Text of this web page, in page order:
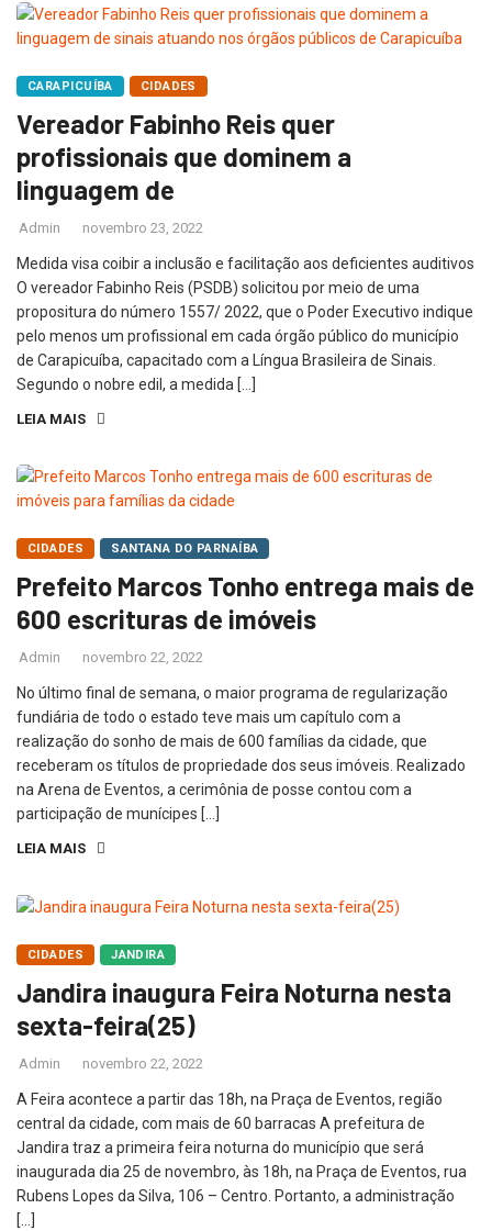
CARAPICUÍBA CIDADES
Vereador Fabinho Reis quer
profissionais que dominem a
linguagem de
Admin novembro 23, 2022
Medida visa coibir a inclusão e facilitação aos deficientes auditivos
O vereador Fabinho Reis (PSDB) solicitou por meio de uma
propositura do número 1557/ 2022, que o Poder Executivo indique
pelo menos um profissional em cada órgão público do município
de Carapicuíba, capacitado com a Língua Brasileira de Sinais.
Segundo o nobre edil, a medida […]
LEIA MAIS
CIDADES SANTANA DO PARNAÍBA
Prefeito Marcos Tonho entrega mais de
600 escrituras de imóveis
Admin novembro 22, 2022
No último final de semana, o maior programa de regularização
fundiária de todo o estado teve mais um capítulo com a
realização do sonho de mais de 600 famílias da cidade, que
receberam os títulos de propriedade dos seus imóveis. Realizado
na Arena de Eventos, a cerimônia de posse contou com a
participação de munícipes […]
LEIA MAIS
CIDADES JANDIRA
Jandira inaugura Feira Noturna nesta
sexta-feira(25)
Admin novembro 22, 2022
A Feira acontece a partir das 18h, na Praça de Eventos, região
central da cidade, com mais de 60 barracas A prefeitura de
Jandira traz a primeira feira noturna do município que será
inaugurada dia 25 de novembro, às 18h, na Praça de Eventos, rua
Rubens Lopes da Silva, 106 – Centro. Portanto, a administração
[…]